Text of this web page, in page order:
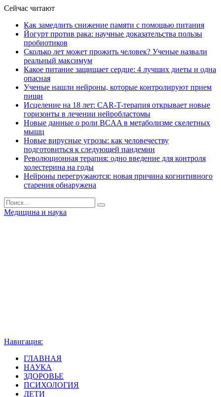
Сейчас читают
Как замедлить снижение памяти с помощью питания
Йогурт против рака: научные доказательства пользы
пробиотиков
Сколько лет может прожить человек? Ученые назвали
реальный максимум
Какое питание защищает сердце: 4 лучших диеты и одна
опасная
Ученые нашли нейроны, которые контролируют прием
пищи
Исцеление на 18 лет: CAR-T-терапия открывает новые
горизонты в лечении нейробластомы
Новые данные о роли BCAA в метаболизме скелетных
мышц
Новые вирусные угрозы: как человечеству
подготовиться к следующей пандемии
Революционная терапия: одно введение для контроля
холестерина на годы
Нейроны перегружаются: новая причина когнитивного
старения обнаружена
Медицина и наука
Навигация:
ГЛАВНАЯ
НАУКА
ЗДОРОВЬЕ
ПСИХОЛОГИЯ
ДЕТИ